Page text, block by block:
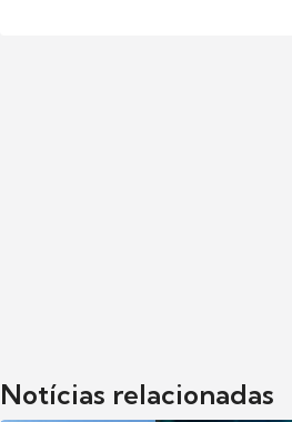
Notícias relacionadas